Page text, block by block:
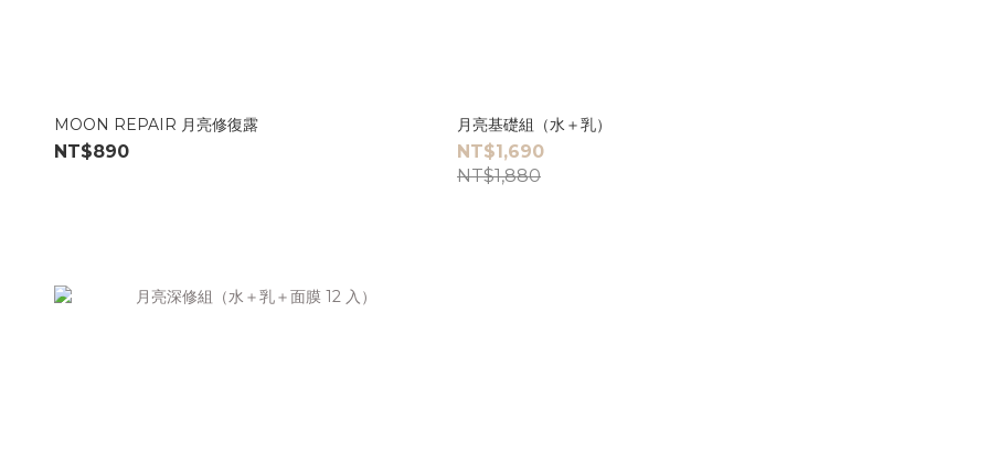
MOON REPAIR 月亮修復露
NT$890
月亮基礎組（水＋乳）
NT$1,690
NT$1,880